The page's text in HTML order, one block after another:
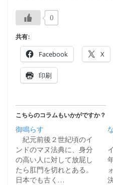
0
共有:
Facebook X
印刷
こちらのコラムもいかがですか？
御鳴らす
紀元前後２世紀頃のイ
ンドのマヌ法典に、身分
の高い人に対して放屁し
たら肛門を切れとある。
日本でも古く…